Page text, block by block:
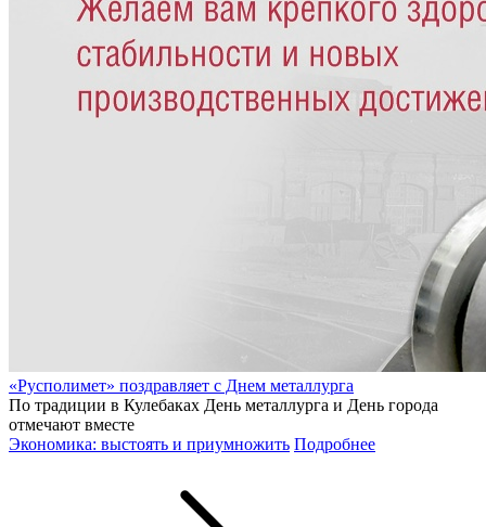
«Русполимет» поздравляет с Днем металлурга
По традиции в Кулебаках День металлурга и День города
отмечают вместе
Экономика: выстоять и приумножить Подробнее